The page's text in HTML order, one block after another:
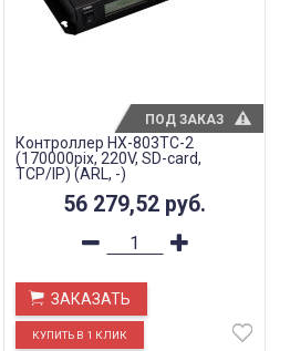
Контроллер HX-803TC-2
(170000pix, 220V, SD-card,
TCP/IP) (ARL, -)
56 279,52 руб.
ЗАКАЗАТЬ
ПОД ЗАКАЗ